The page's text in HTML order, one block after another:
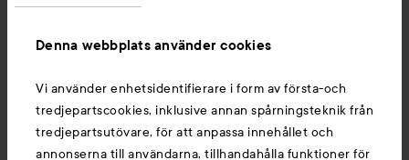
Denna webbplats använder cookies
Vi använder enhetsidentifierare i form av första-och
tredjepartscookies, inklusive annan spårningsteknik från
tredjepartsutövare, för att anpassa innehållet och
annonserna till användarna, tillhandahålla funktioner för
Du kanske också gillar